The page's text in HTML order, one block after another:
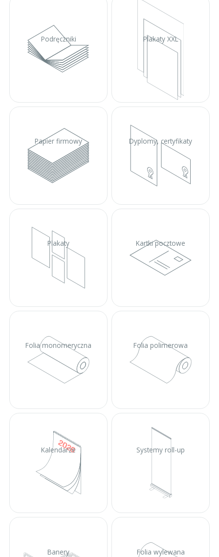
Podręczniki Plakaty XXL
Papier firmowy Dyplomy, certyfikaty
Plakaty Kartki pocztowe
Folia monomeryczna Folia polimerowa
Kalendarze Systemy roll-up
Banery Folia wylewana